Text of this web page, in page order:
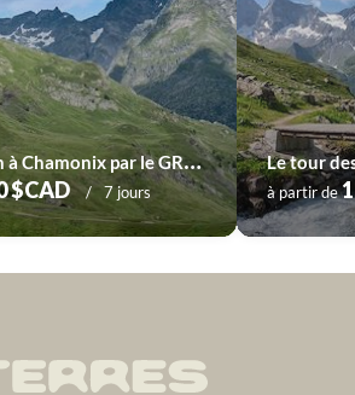
Voyage
Vallée de la Loire
G
TA, du Léman à Chamonix par le GR5 (étape 1)
$CAD 7 jours à partir de